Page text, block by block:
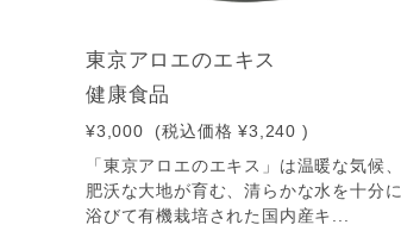
東京アロエのエキス
健康食品
¥3,000 (税込価格 ¥3,240 )
「東京アロエのエキス」は温暖な気候、
肥沃な大地が育む、清らかな水を十分に
浴びて有機栽培された国内産キ...